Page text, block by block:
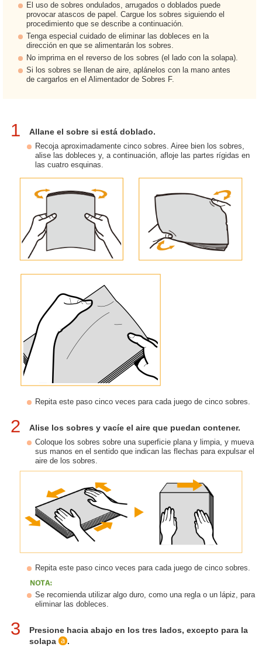
El uso de sobres ondulados, arrugados o doblados puede
provocar atascos de papel. Cargue los sobres siguiendo el
procedimiento que se describe a continuación.
Tenga especial cuidado de eliminar las dobleces en la
dirección en que se alimentarán los sobres.
No imprima en el reverso de los sobres (el lado con la solapa).
Si los sobres se llenan de aire, aplánelos con la mano antes
de cargarlos en el Alimentador de Sobres F.
1 Allane el sobre si está doblado.
Recoja aproximadamente cinco sobres. Airee bien los sobres,
alise las dobleces y, a continuación, afloje las partes rígidas en
las cuatro esquinas.
Repita este paso cinco veces para cada juego de cinco sobres.
2 Alise los sobres y vacíe el aire que puedan contener.
Coloque los sobres sobre una superficie plana y limpia, y mueva
sus manos en el sentido que indican las flechas para expulsar el
aire de los sobres.
Repita este paso cinco veces para cada juego de cinco sobres.
Se recomienda utilizar algo duro, como una regla o un lápiz, para
eliminar las dobleces.
3
Presione hacia abajo en los tres lados, excepto para la
solapa
.